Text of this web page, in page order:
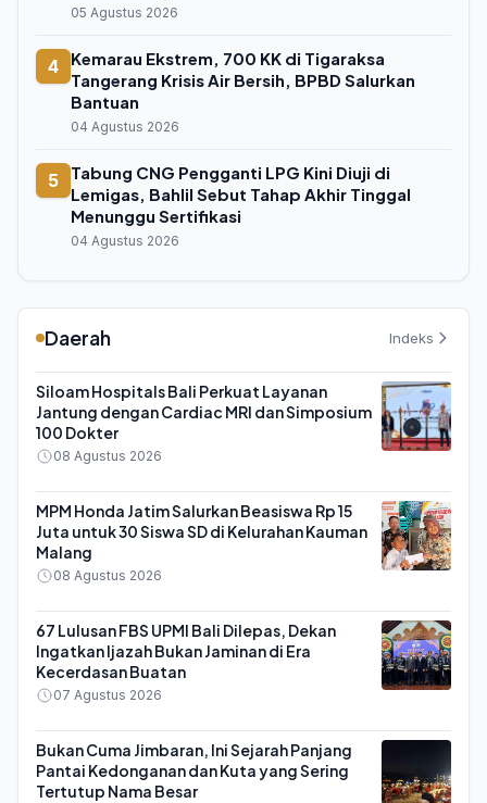
05 Agustus 2026
4
Kemarau Ekstrem, 700 KK di Tigaraksa
Tangerang Krisis Air Bersih, BPBD Salurkan
Bantuan
04 Agustus 2026
5
Tabung CNG Pengganti LPG Kini Diuji di
Lemigas, Bahlil Sebut Tahap Akhir Tinggal
Menunggu Sertifikasi
04 Agustus 2026
Daerah Indeks
Siloam Hospitals Bali Perkuat Layanan
Jantung dengan Cardiac MRI dan Simposium
100 Dokter
08 Agustus 2026
MPM Honda Jatim Salurkan Beasiswa Rp 15
Juta untuk 30 Siswa SD di Kelurahan Kauman
Malang
08 Agustus 2026
67 Lulusan FBS UPMI Bali Dilepas, Dekan
Ingatkan Ijazah Bukan Jaminan di Era
Kecerdasan Buatan
07 Agustus 2026
Bukan Cuma Jimbaran, Ini Sejarah Panjang
Pantai Kedonganan dan Kuta yang Sering
Tertutup Nama Besar